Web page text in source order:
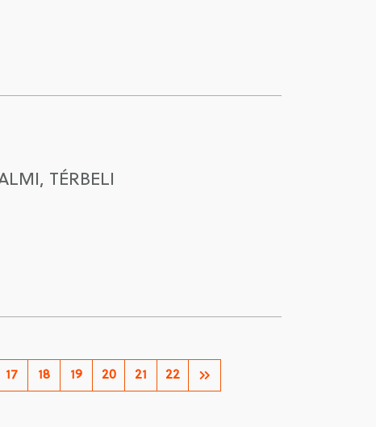
TÉRBELI
17 18 19 20 21 22